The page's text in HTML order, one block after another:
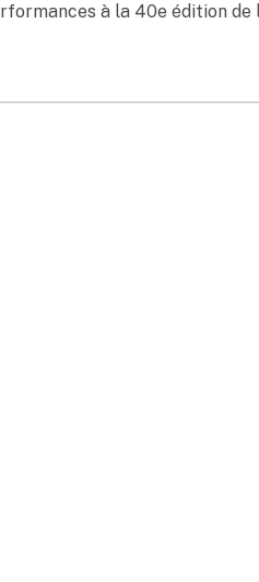
à la 40e édition de